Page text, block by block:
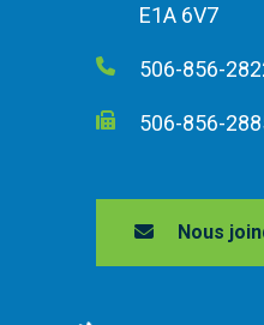
E1A 6V7
506-856-
506-856-
Nous